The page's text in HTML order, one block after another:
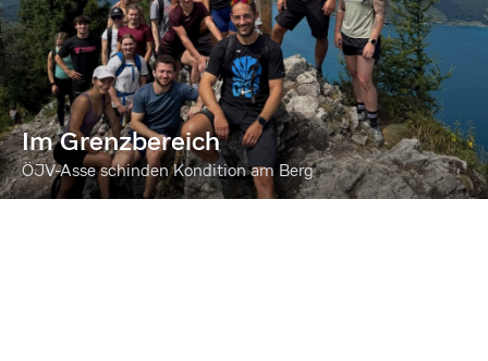
Im Grenzbereich
ÖJV-Asse schinden Kondition am Berg